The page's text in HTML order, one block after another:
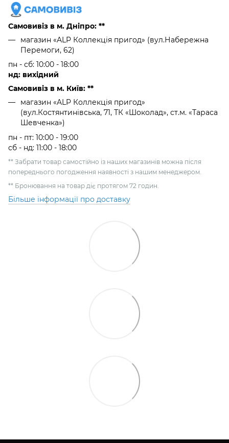
Самовивіз в м. Дніпро: **
магазин «ALP Коллекція пригод» (вул.Набережна
Перемоги, 62)
пн - сб: 10:00 - 18:00
нд: вихідний
Самовивіз в м. Київ: **
магазин «ALP Коллекція пригод»
(вул.Костянтинівська, 71, ТК «Шоколад», ст.м. «Тараса
Шевченка»)
пн - пт: 10:00 - 19:00
сб - нд: 11:00 - 18:00
** Забрати товар самостійно із наших магазинів можна після
попереднього погодження наявності з нашим менеджером.
** Бронювання на товар діє протягом 72 годин.
Більше інформації про доставку